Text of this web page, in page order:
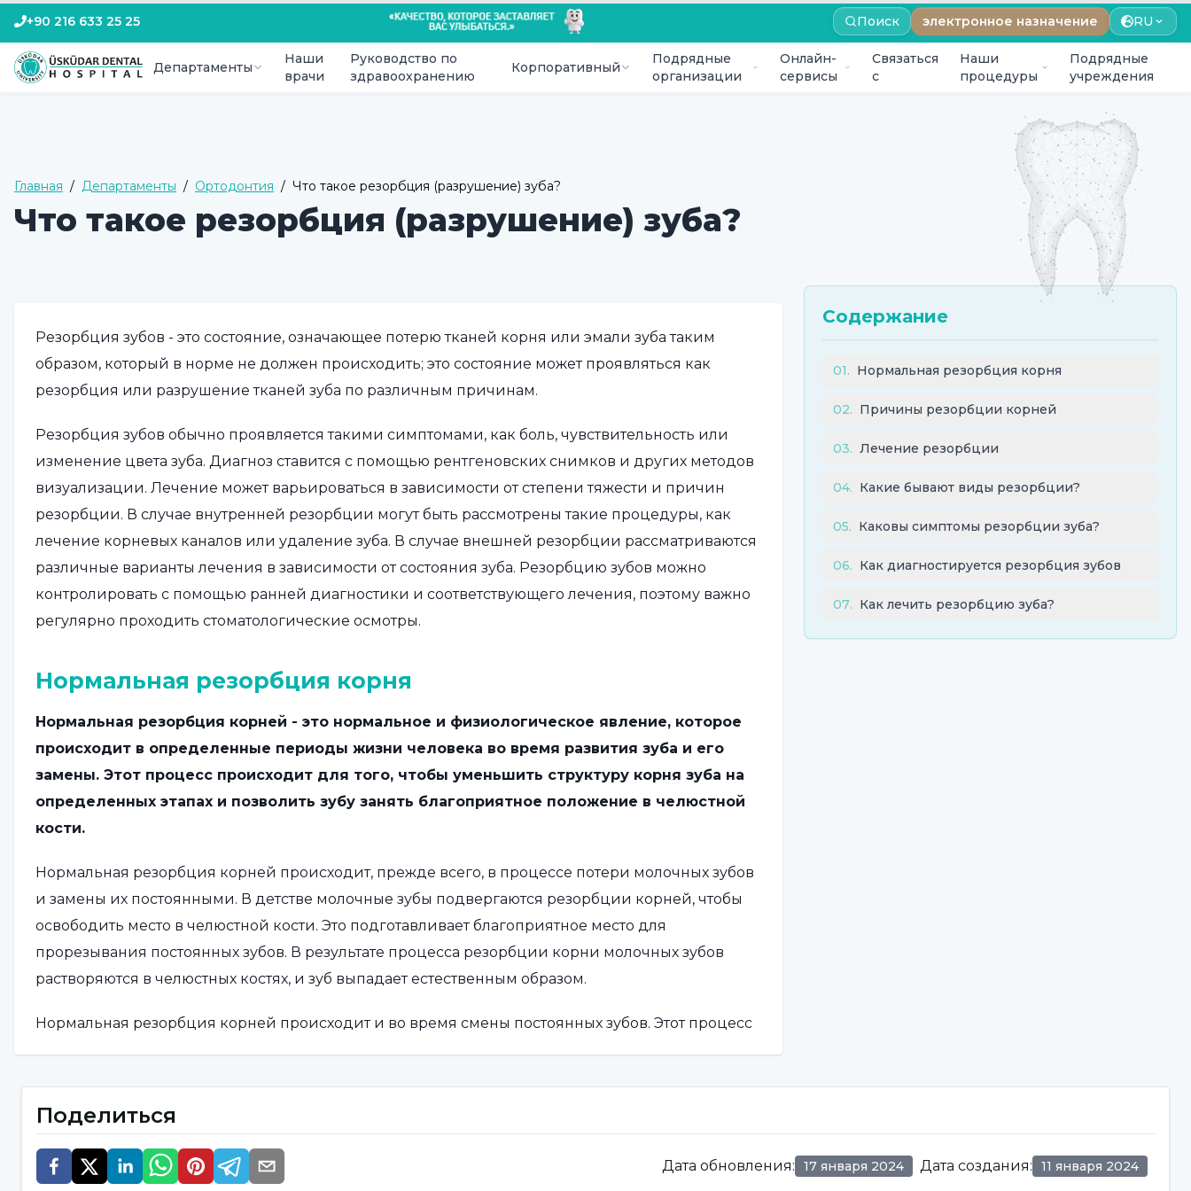
+90 216 633 25 25 Поиск электронное назначение RU
Департаменты
Наши
врачи
Руководство по
здравоохранению
Корпоративный
Подрядные
организации
Онлайн-
сервисы
Связаться
с
Наши
процедуры
Подрядные
учреждения
Главная / Департаменты / Ортодонтия / Что такое резорбция (разрушение) зуба?
Что такое резорбция (разрушение) зуба?
Резорбция зубов - это состояние, означающее потерю тканей корня или эмали зуба таким
образом, который в норме не должен происходить; это состояние может проявляться как
резорбция или разрушение тканей зуба по различным причинам.
Резорбция зубов обычно проявляется такими симптомами, как боль, чувствительность или
изменение цвета зуба. Диагноз ставится с помощью рентгеновских снимков и других методов
визуализации. Лечение может варьироваться в зависимости от степени тяжести и причин
резорбции. В случае внутренней резорбции могут быть рассмотрены такие процедуры, как
лечение корневых каналов или удаление зуба. В случае внешней резорбции рассматриваются
различные варианты лечения в зависимости от состояния зуба. Резорбцию зубов можно
контролировать с помощью ранней диагностики и соответствующего лечения, поэтому важно
регулярно проходить стоматологические осмотры.
Нормальная резорбция корня
Нормальная резорбция корней - это нормальное и физиологическое явление, которое
происходит в определенные периоды жизни человека во время развития зуба и его
замены. Этот процесс происходит для того, чтобы уменьшить структуру корня зуба на
определенных этапах и позволить зубу занять благоприятное положение в челюстной
кости.
Нормальная резорбция корней происходит, прежде всего, в процессе потери молочных зубов
и замены их постоянными. В детстве молочные зубы подвергаются резорбции корней, чтобы
освободить место в челюстной кости. Это подготавливает благоприятное место для
прорезывания постоянных зубов. В результате процесса резорбции корни молочных зубов
растворяются в челюстных костях, и зуб выпадает естественным образом.
Нормальная резорбция корней происходит и во время смены постоянных зубов. Этот процесс
зуба.
> <Нормальная резорбция корней важна для здорового роста и развития зубов. Однако когда
Содержание
01. Нормальная резорбция корня
02. Причины резорбции корней
03. Лечение резорбции
04. Какие бывают виды резорбции?
05. Каковы симптомы резорбции зуба?
06. Как диагностируется резорбция зубов
07. Как лечить резорбцию зуба?
Поделиться
Дата обновления: 17 января 2024 Дата создания: 11 января 2024